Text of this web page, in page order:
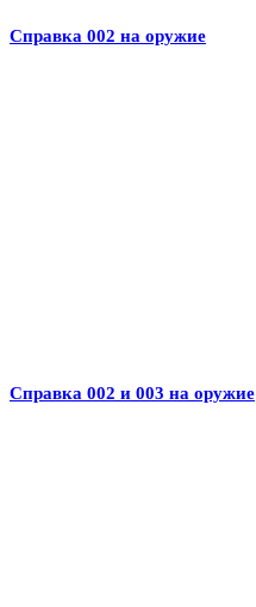
Справка 002 на оружие
Справка 002 и 003 на оружие